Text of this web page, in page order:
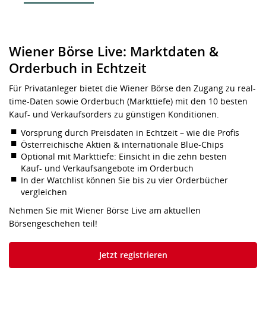
Wiener Börse Live: Marktdaten &
Orderbuch in Echtzeit
Für Privatanleger bietet die Wiener Börse den Zugang zu real-
time-Daten sowie Orderbuch (Markttiefe) mit den 10 besten
Kauf- und Verkaufsorders zu günstigen Konditionen.
Vorsprung durch Preisdaten in Echtzeit – wie die Profis
Österreichische Aktien & internationale Blue-Chips
Optional mit Markttiefe: Einsicht in die zehn besten
Kauf- und Verkaufsangebote im Orderbuch
In der Watchlist können Sie bis zu vier Orderbücher
vergleichen
Nehmen Sie mit Wiener Börse Live am aktuellen
Börsengeschehen teil!
Jetzt registrieren